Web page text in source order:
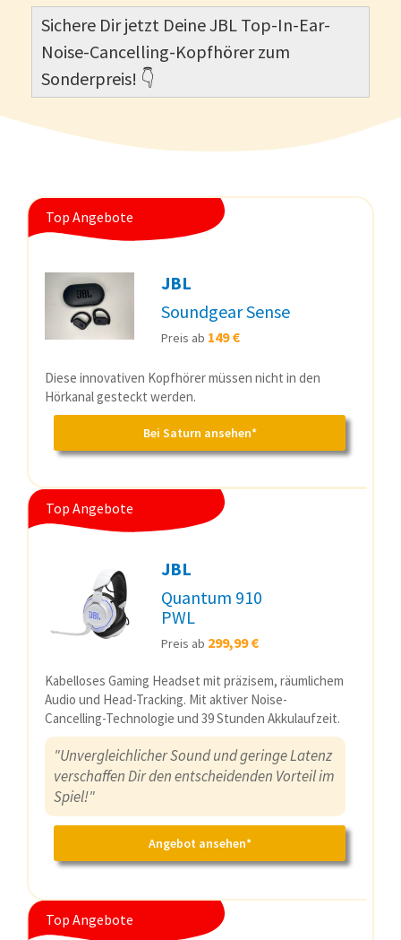
Sichere Dir jetzt Deine JBL Top-In-Ear-
Noise-Cancelling-Kopfhörer zum
Sonderpreis! 👇
Top Angebote
JBL
Soundgear Sense
Preis ab 149 €
Diese innovativen Kopfhörer müssen nicht in den
Hörkanal gesteckt werden.
Bei Saturn ansehen*
Top Angebote
JBL
Quantum 910
PWL
Preis ab 299,99 €
Kabelloses Gaming Headset mit präzisem, räumlichem
Audio und Head-Tracking. Mit aktiver Noise-
Cancelling-Technologie und 39 Stunden Akkulaufzeit.
"Unvergleichlicher Sound und geringe Latenz
verschaffen Dir den entscheidenden Vorteil im
Spiel!"
Angebot ansehen*
Top Angebote